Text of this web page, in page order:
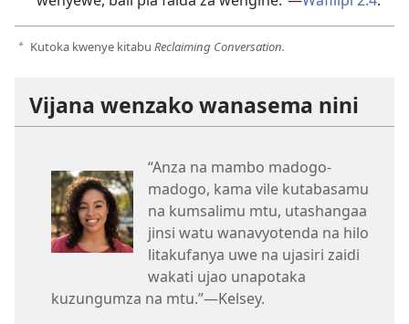
a Kutoka kwenye kitabu Reclaiming Conversation.
Vijana wenzako wanasema nini
“Anza na mambo madogo-
madogo, kama vile kutabasamu
na kumsalimu mtu, utashangaa
jinsi watu wanavyotenda na hilo
litakufanya uwe na ujasiri zaidi
wakati ujao unapotaka
kuzungumza na mtu.”—Kelsey.